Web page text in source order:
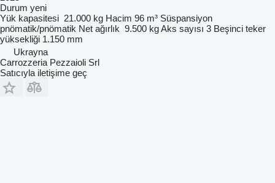
Durum yeni
Yük kapasitesi 21.000 kg Hacim 96 m³ Süspansiyon
pnömatik/pnömatik Net ağırlık 9.500 kgAks sayısı 3 Beşinci teker
yüksekliği 1.150 mm
Ukrayna
Carrozzeria Pezzaioli Srl
Satıcıyla iletişime geç